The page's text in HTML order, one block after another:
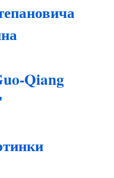
Qiang